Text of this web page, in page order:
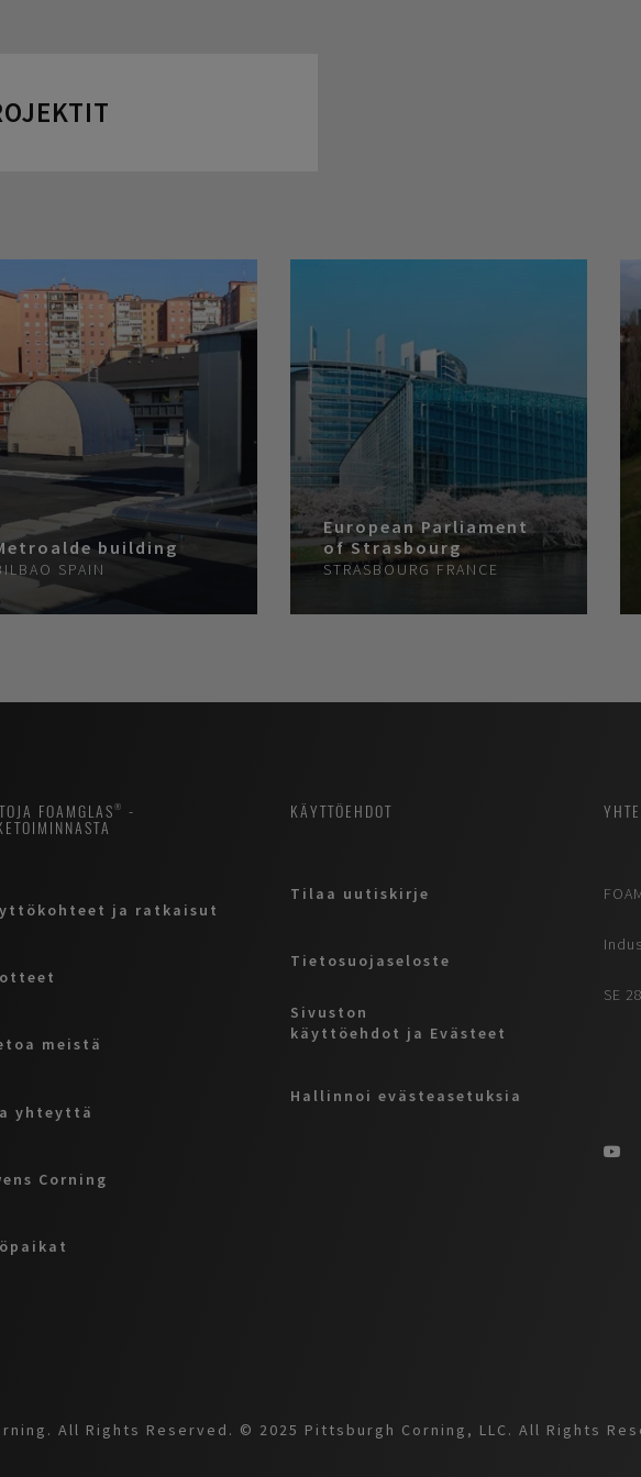
building
SPAIN
European Parliament
of Strasbourg
STRASBOURG FRANCE
FOAMGLAS® -
ja ratkaisut
meistä
yhteyttä
Corning
KÄYTTÖEHDOT
Tilaa uutiskirje
Tietosuojaseloste
Sivuston
käyttöehdot ja Evästeet
Hallinnoi evästeasetuksia
SE
All Rights Reserved. © 2025 Pittsburgh Corning, LLC. All Rights